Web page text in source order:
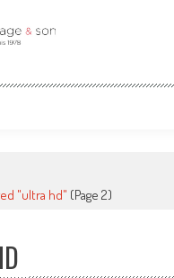
"ultra hd" (Page 2)